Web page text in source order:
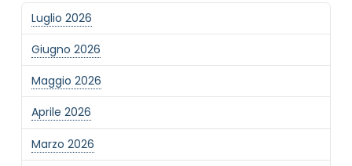
Luglio 2026
Giugno 2026
Maggio 2026
Aprile 2026
Marzo 2026